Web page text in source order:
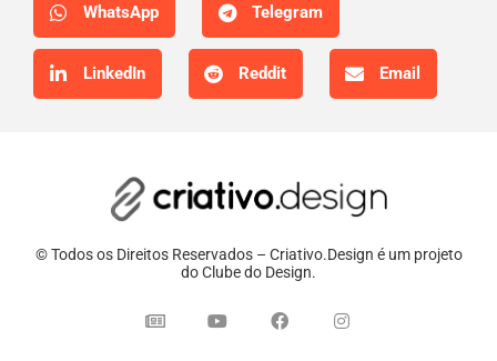
WhatsApp Telegram
LinkedIn Reddit Email
© Todos os Direitos Reservados – Criativo.Design é um projeto
do Clube do Design.